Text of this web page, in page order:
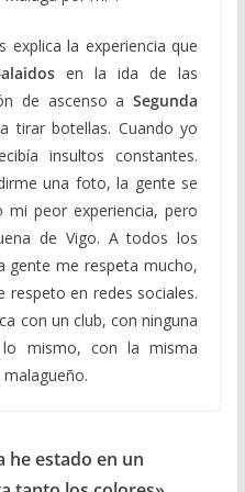
explica la experiencia que
en la ida de las
de ascenso aSegunda
tirar botellas. Cuando yo
insultos constantes.
una foto, la gente se
mi peor experiencia, pero
de Vigo. A todos los
gente me respeta mucho,
respeto en redes sociales.
con un club, con ninguna
mismo, con la misma
he estado en un